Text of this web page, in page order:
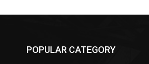
POPULAR CATEGORY